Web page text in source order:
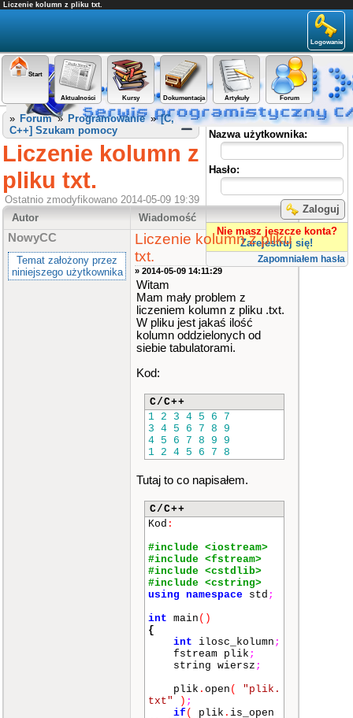
Liczenie kolumn z pliku txt.
Logowanie
Start
Aktualności Kursy Dokumentacja Artykuły Forum
Panel użytkownika
Nazwa użytkownika:
Hasło:
Zaloguj
Nie masz jeszcze konta?
Zarejestruj się!
Zapomniałem hasła
» Forum» Programowanie»[C,
C++] Szukam pomocy
Liczenie kolumn z
pliku txt.
Ostatnio zmodyfikowano 2014-05-09 19:39
Autor
Wiadomość
NowyCC
Temat założony przez
niniejszego użytkownika
Liczenie kolumn z pliku
txt.
» 2014-05-09 14:11:29
Witam
Mam mały problem z
liczeniem kolumn z pliku .txt.
W pliku jest jakaś ilość
kolumn oddzielonych od
siebie tabulatorami.
Kod:
C/C++
1 2 3 4 5 6
7
3 4 5 6 7 8
9
4 5 6 7 8 9
9
1 2 4 5 6 7 8
Tutaj to co napisałem.
C/C++
Kod :
#include <iostream>
#include <fstream>
#include <cstdlib>
#include <cstring>
using namespace std ;
int main ()
{
int ilosc_kolumn ;
fstream plik ;
string wiersz ;
plik . open (
"plik.
txt"
) ;
if ( plik . is_open